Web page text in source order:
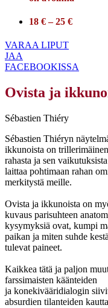
18 € – 25 €
VARAA LIPUT
JAA
FACEBOOKISSA
Ovista ja
Sébastien Thiéry
Sébastien Thiéryn
ikkunoista on
rahasta ja sen
laittaa pohtimaan rahan
merkitystä meille.
Ovista ja ikkunoista on
kuvaus parisuhteen
kysymyksiä ovat, kumpi
paikan ja miten suhde
tulevat paineet.
Kaikkea tätä ja paljon
farssimaisten käänteiden
ja konekivääridialogin
absurdien tilanteiden